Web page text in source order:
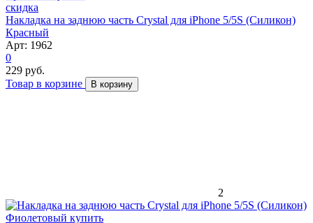
скидка
Накладка на заднюю часть Crystal для iPhone 5/5S (Силикон)
Красный
Арт: 1962
0
229 руб.
Товар в корзине
В корзину
2